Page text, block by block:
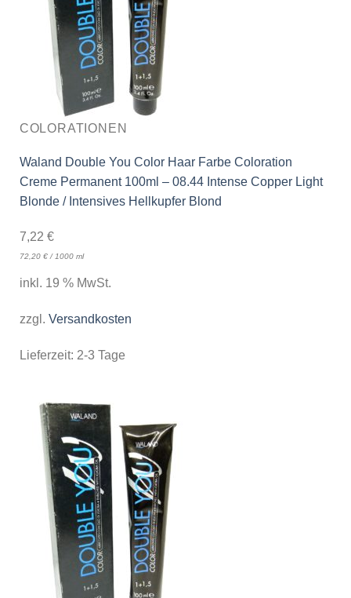
COLORATIONEN
Waland Double You Color Haar Farbe Coloration
Creme Permanent 100ml – 08.44 Intense Copper Light
Blonde / Intensives Hellkupfer Blond
7,22 €
72,20 €/1000 ml
inkl. 19 % MwSt.
zzgl. Versandkosten
Lieferzeit: 2-3 Tage